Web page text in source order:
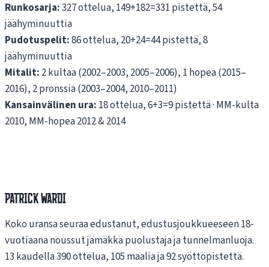
Runkosarja:327 ottelua, 149+182=331 pistettä, 54
jäähyminuuttia
Pudotuspelit:86 ottelua, 20+24=44 pistettä, 8
jäähyminuuttia
Mitalit: 2 kultaa (2002–2003, 2005–2006), 1 hopea (2015–
2016), 2 pronssia (2003–2004, 2010–2011)
Kansainvälinen ura: 18 ottelua, 6+3=9 pistettä · MM-kulta
2010, MM-hopea 2012 & 2014
Patrick Wardi
Koko uransa seuraa edustanut, edustusjoukkueeseen 18-
vuotiaana noussut jämäkkä puolustaja ja tunnelmanluoja.
13 kaudella 390 ottelua, 105 maalia ja 92 syöttöpistettä.